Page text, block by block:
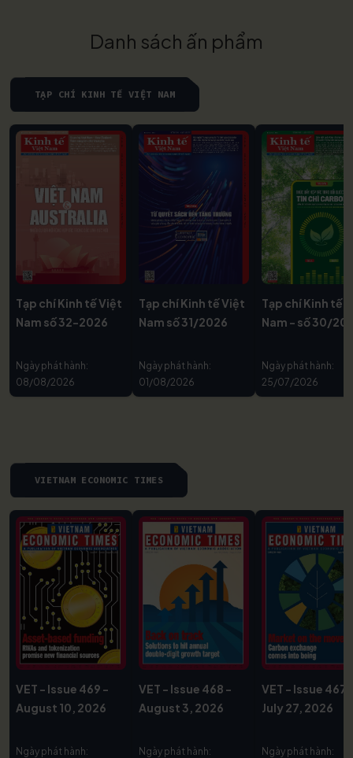
Danh sách ấn phẩm
TẠP CHÍ KINH TẾ VIỆT NAM
Tạp chí Kinh tế Việt
Nam số 32-2026
Ngày phát hành:
08/08/2026
Tạp chí Kinh tế Việt
Nam số 31/2026
Ngày phát hành:
01/08/2026
Tạp chí Kinh tế
Nam - số 30/
Ngày phát hành:
25/07/2026
VIETNAM ECONOMIC TIMES
VET - Issue 469 -
August 10, 2026
Ngày phát hành:
VET - Issue 468 -
August 3, 2026
Ngày phát hành:
VET - Issue 467
July 27, 2026
Ngày phát hành: